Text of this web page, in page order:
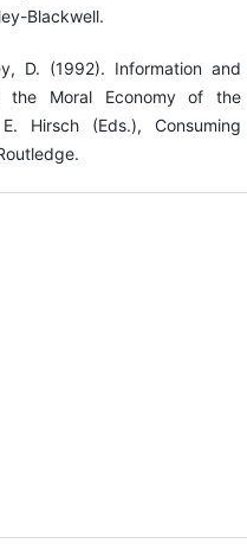
Blackwell.
D. (1992). Information and
the Moral Economy of the
Hirsch (Eds.), Consuming